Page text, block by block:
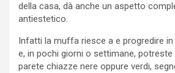
della casa, dà anche un aspetto
antiestetico.
Infatti la muffa riesce a e progredire
e, in pochi giorni o settimane,
parete chiazze nere oppure verdi,